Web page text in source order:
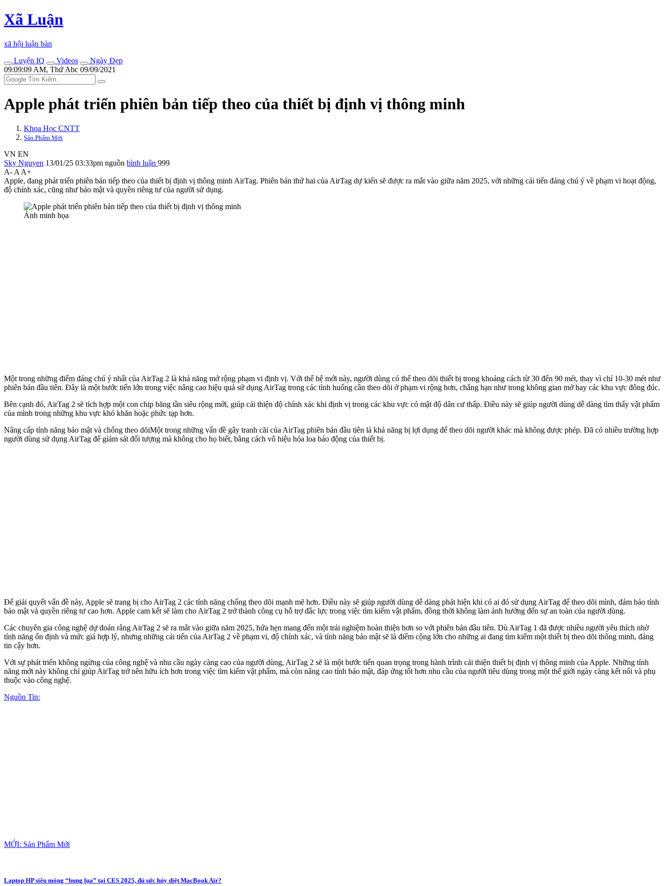
Xã Luận
xã hội luận bàn
Luyện IQ
Videos
Ngày Đẹp
09:09:09 AM, Thứ Abc 09/09/2021
Apple phát triển phiên bản tiếp theo của thiết bị định vị thông minh
Khoa Học CNTT
Sản Phẩm Mới
VN EN
Sky Nguyen 13/01/25 03:33pm nguồn bình luận 999
A- A A+
Apple, đang phát triển phiên bản tiếp theo của thiết bị định vị thông minh AirTag. Phiên bản thứ hai của AirTag dự kiến sẽ được ra mắt vào giữa năm 2025, với những cải tiến đáng chú ý về phạm vi hoạt động,
độ chính xác, cũng như bảo mật và quyền riêng tư của người sử dụng.
Ảnh minh họa
Một trong những điểm đáng chú ý nhất của AirTag 2 là khả năng mở rộng phạm vi định vị. Với thế hệ mới này, người dùng có thể theo dõi thiết bị trong khoảng cách từ 30 đến 90 mét, thay vì chỉ 10-30 mét như
phiên bản đầu tiên. Đây là một bước tiến lớn trong việc nâng cao hiệu quả sử dụng AirTag trong các tình huống cần theo dõi ở phạm vi rộng hơn, chẳng hạn như trong không gian mở hay các khu vực đông đúc.
Bên cạnh đó, AirTag 2 sẽ tích hợp một con chip băng tần siêu rộng mới, giúp cải thiện độ chính xác khi định vị trong các khu vực có mật độ dân cư thấp. Điều này sẽ giúp người dùng dễ dàng tìm thấy vật phẩm
của mình trong những khu vực khó khăn hoặc phức tạp hơn.
Nâng cấp tính năng bảo mật và chống theo dõiMột trong những vấn đề gây tranh cãi của AirTag phiên bản đầu tiên là khả năng bị lợi dụng để theo dõi người khác mà không được phép. Đã có nhiều trường hợp
người dùng sử dụng AirTag để giám sát đối tượng mà không cho họ biết, bằng cách vô hiệu hóa loa báo động của thiết bị.
Để giải quyết vấn đề này, Apple sẽ trang bị cho AirTag 2 các tính năng chống theo dõi mạnh mẽ hơn. Điều này sẽ giúp người dùng dễ dàng phát hiện khi có ai đó sử dụng AirTag để theo dõi mình, đảm bảo tính
bảo mật và quyền riêng tư cao hơn. Apple cam kết sẽ làm cho AirTag 2 trở thành công cụ hỗ trợ đắc lực trong việc tìm kiếm vật phẩm, đồng thời không làm ảnh hưởng đến sự an toàn của người dùng.
Các chuyên gia công nghệ dự đoán rằng AirTag 2 sẽ ra mắt vào giữa năm 2025, hứa hẹn mang đến một trải nghiệm hoàn thiện hơn so với phiên bản đầu tiên. Dù AirTag 1 đã được nhiều người yêu thích nhờ
tính năng ổn định và mức giá hợp lý, nhưng những cải tiến của AirTag 2 về phạm vi, độ chính xác, và tính năng bảo mật sẽ là điểm cộng lớn cho những ai đang tìm kiếm một thiết bị theo dõi thông minh, đáng
tin cậy hơn.
Với sự phát triển không ngừng của công nghệ và nhu cầu ngày càng cao của người dùng, AirTag 2 sẽ là một bước tiến quan trọng trong hành trình cải thiện thiết bị định vị thông minh của Apple. Những tính
năng mới này không chỉ giúp AirTag trở nên hữu ích hơn trong việc tìm kiếm vật phẩm, mà còn nâng cao tính bảo mật, đáp ứng tốt hơn nhu cầu của người tiêu dùng trong một thế giới ngày càng kết nối và phụ
thuộc vào công nghệ.
Nguồn Tin:
MỚI: Sản Phẩm Mới
Laptop HP siêu mỏng “bung lụa” tại CES 2025, đủ sức hủy diệt MacBook Air?